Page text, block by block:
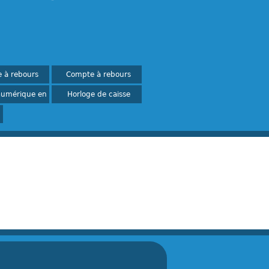
à rebours
-
Compte à rebours
-
en
Horloge de caisse